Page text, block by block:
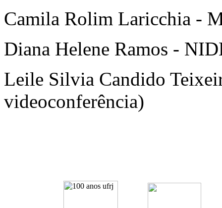
Camila Rolim Laricchia -
Diana Helene Ramos -
Leile Silvia Candido
videoconferência)